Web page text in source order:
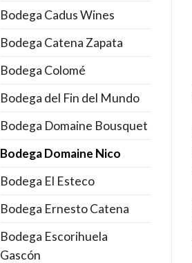
Bodega Cadus Wines
Bodega Catena Zapata
Bodega Colomé
Bodega del Fin del Mundo
Bodega Domaine Bousquet
Bodega Domaine Nico
Bodega El Esteco
Bodega Ernesto Catena
Bodega Escorihuela
Gascón